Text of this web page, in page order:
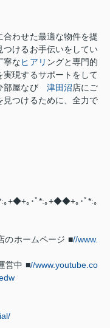
わせた最適な物件を提
つけるお手伝いをしてい
寧なヒアリ ングと専門的
現するサポートをして
部屋なび 津田沼店にご
見つけるために、全力で
｡+◆+｡･ﾟ*:｡+◆◆+｡･ﾟ*:｡
のホームページ ■//www.
営中 ■//www.youtube.co